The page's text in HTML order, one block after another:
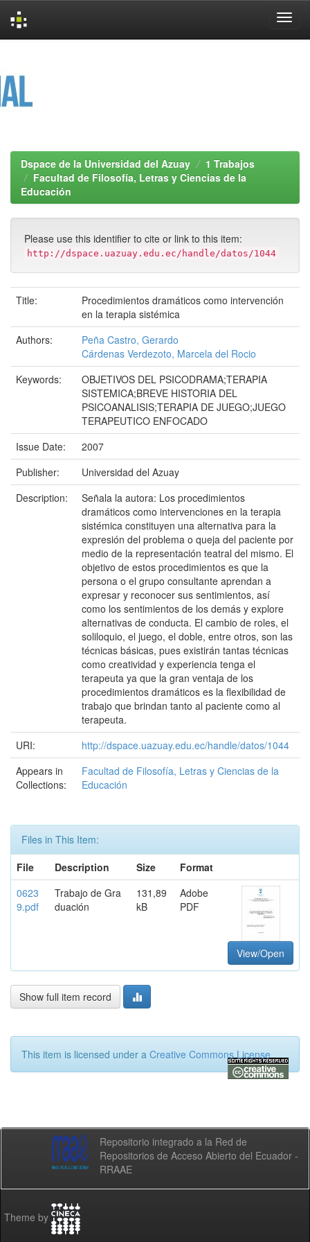
Dspace de la Universidad del Azuay
1 Trabajos
Facultad de Filosofía, Letras y Ciencias de la
Educación
Please use this identifier to cite or link to this item:
http://dspace.uazuay.edu.ec/handle/datos/1044
Title:
Procedimientos dramáticos como intervención
en la terapia sistémica
Authors:
Peña Castro, Gerardo
Cárdenas Verdezoto, Marcela del Rocio
Keywords:
OBJETIVOS DEL PSICODRAMA;TERAPIA
SISTEMICA;BREVE HISTORIA DEL
PSICOANALISIS;TERAPIA DE JUEGO;JUEGO
TERAPEUTICO ENFOCADO
Issue Date:
2007
Publisher:
Universidad del Azuay
Description:
Señala la autora: Los procedimientos
dramáticos como intervenciones en la terapia
sistémica constituyen una alternativa para la
expresión del problema o queja del paciente por
medio de la representación teatral del mismo. El
objetivo de estos procedimientos es que la
persona o el grupo consultante aprendan a
expresar y reconocer sus sentimientos, así
como los sentimientos de los demás y explore
alternativas de conducta. El cambio de roles, el
soliloquio, el juego, el doble, entre otros, son las
técnicas básicas, pues existirán tantas técnicas
como creatividad y experiencia tenga el
terapeuta ya que la gran ventaja de los
procedimientos dramáticos es la flexibilidad de
trabajo que brindan tanto al paciente como al
terapeuta.
URI:
http://dspace.uazuay.edu.ec/handle/datos/1044
Appears in
Collections:
Facultad de Filosofía, Letras y Ciencias de la
Educación
Files in This Item:
File
Description Size
Format
0623
9.pdf
Trabajo de Gra
duación
131,89
kB
Adobe
PDF
View/Open
Show full item record
This item is licensed under a Creative Commons License
Repositorio integrado a la Red de
Repositorios de Acceso Abierto del Ecuador -
RRAAE
Theme by